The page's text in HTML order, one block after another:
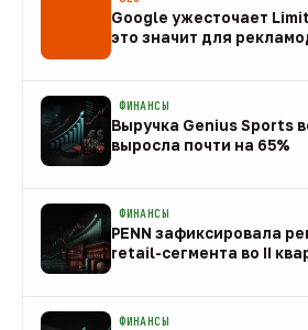
Google ужесточает
это значит для
ФИНАНСЫ
Выручка Genius Sports
выросла почти на 65%
ФИНАНСЫ
PENN зафиксировала
retail-сегмента во II
ФИНАНСЫ